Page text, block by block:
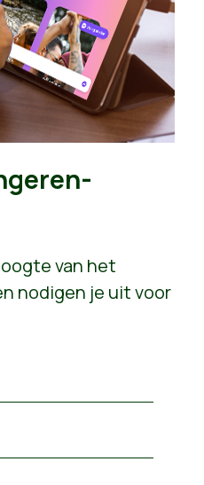
van het
nodigen je uit voor